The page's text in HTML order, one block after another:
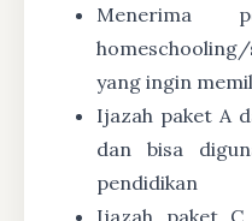
Menerima
yang ingin
Ijazah paket A
dan bisa
pendidikan
Ijazah paket